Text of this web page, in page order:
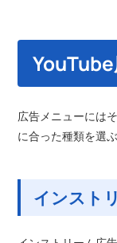
広告メニューには
に合った種類を選
インスト